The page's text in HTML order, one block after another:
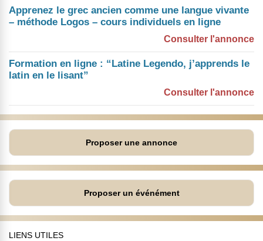
Apprenez le grec ancien comme une langue vivante
– méthode Logos – cours individuels en ligne
Consulter l'annonce
Formation en ligne : “Latine Legendo, j’apprends le
latin en le lisant”
Consulter l'annonce
Proposer une annonce
Proposer un événément
LIENS UTILES